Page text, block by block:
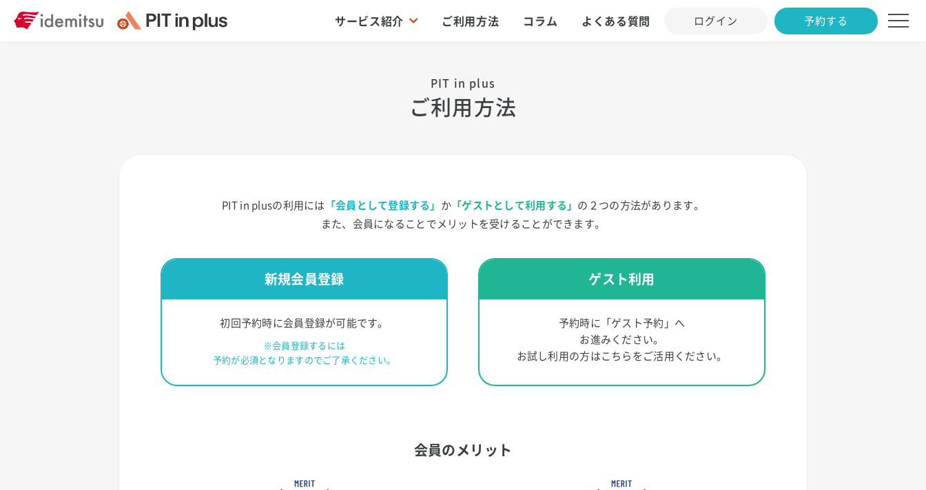
サービス紹介 ご利用方法 コラム よくある質問 ログイン 予約する
PIT in plus
ご利用方法
PIT in plusの利用には 「会員として登録する」 か 「ゲストとして利用する」 の２つの方法があります。
また、会員になることでメリットを受けることができます。
新規会員登録
初回予約時に会員登録が可能です。
※会員登録するには
予約が必須となりますのでご了承ください。
ゲスト利用
予約時に「ゲスト予約」へ
お進みください。
お試し利用の方はこちらをご活用ください。
会員のメリット